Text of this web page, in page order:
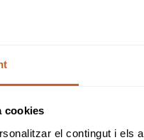
cookies
el contingut i els